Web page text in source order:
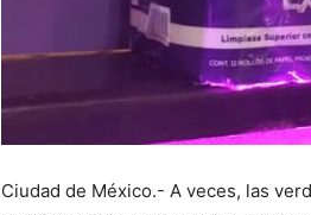
Ciudad de México.- A veces, las